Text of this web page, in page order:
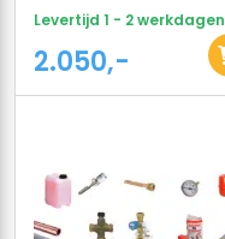
Levertijd 1 - 2 werkdagen
2.050,-